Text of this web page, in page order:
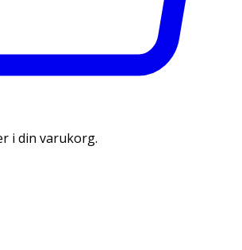
i din varukorg.